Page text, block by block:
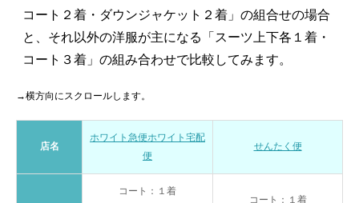
コート２着・ダウンジャケット２着」の組合せの場合
と、それ以外の洋服が主になる「スーツ上下各１着・
コート３着」の組み合わせで比較してみます。
→横方向にスクロールします。
店名
ホワイト急便ホワイト宅配
便
せんたく便
コート：１着
コート：１着